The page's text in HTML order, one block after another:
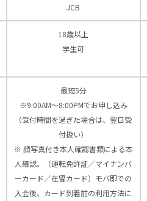
JCB
18歳以上
学生可
最短5分
※9:00AM～8:00PMでお申し込み
（受付時間を過ぎた場合は、翌日受
付扱い）
※ 顔写真付き本人確認書類による本
人確認。（運転免許証／マイナンバ
ーカード／在留カード）モバ即での
入会後、カード到着前の利用方法に